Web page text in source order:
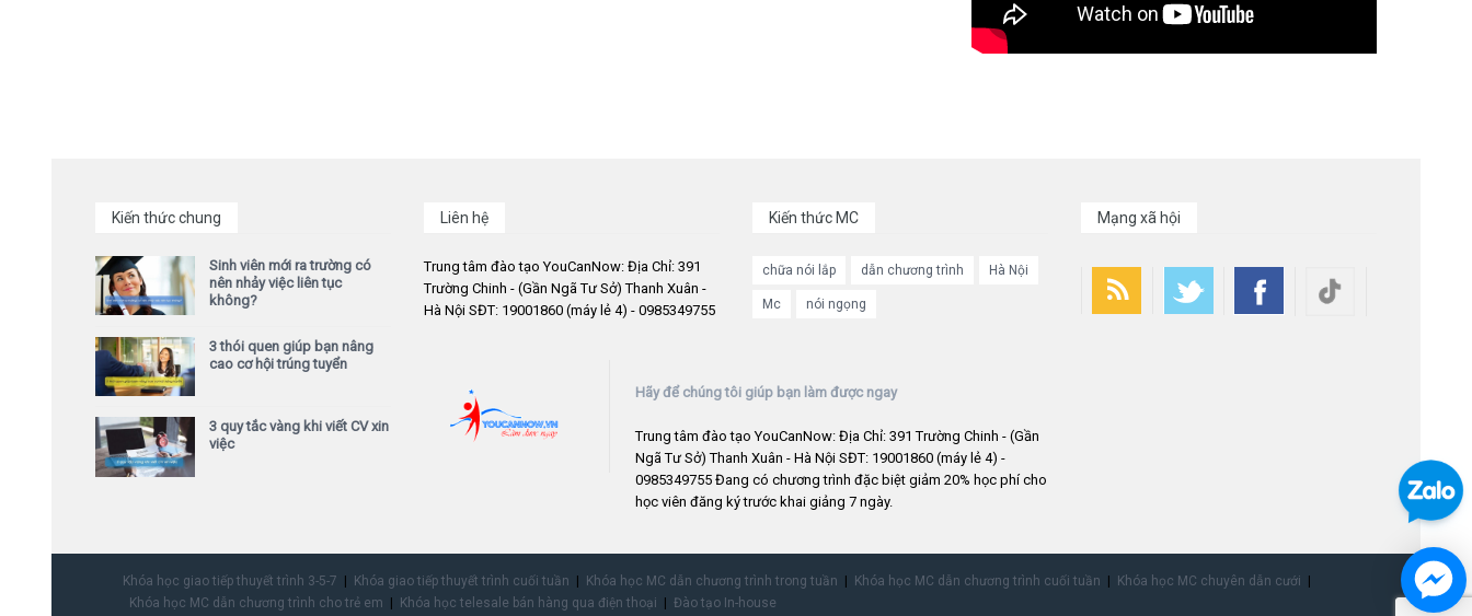
Kiến thức chung
Sinh viên mới ra trường có
nên nhảy việc liên tục
không?
3 thói quen giúp bạn nâng
cao cơ hội trúng tuyển
3 quy tắc vàng khi viết CV xin
việc
Liên hệ
Trung tâm đào tạo YouCanNow: Địa Chỉ: 391
Trường Chinh - (Gần Ngã Tư Sở) Thanh Xuân -
Hà Nội SĐT: 19001860 (máy lẻ 4) - 0985349755
Kiến thức MC
chữa nói lắp dẫn chương trình Hà Nội
Mc nói ngọng
Mạng xã hội
Hãy để chúng tôi giúp bạn làm được ngay
Trung tâm đào tạo YouCanNow: Địa Chỉ: 391 Trường Chinh - (Gần
Ngã Tư Sở) Thanh Xuân - Hà Nội SĐT: 19001860 (máy lẻ 4) -
0985349755 Đang có chương trình đặc biệt giảm 20% học phí cho
học viên đăng ký trước khai giảng 7 ngày.
Khóa học giao tiếp thuyết trình 3-5-7 Khóa giao tiếp thuyết trình cuối tuần Khóa học MC dẫn chương trình trong tuần Khóa học MC dẫn chương trình cuối tuần
Khóa học MC chuyên dẫn cưới
Khóa học MC dẫn chương trình cho trẻ em
Khóa học telesale bán hàng qua điện thoại Đào tạo In-house